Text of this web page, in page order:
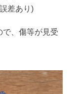
差あり)
で、傷等が見受